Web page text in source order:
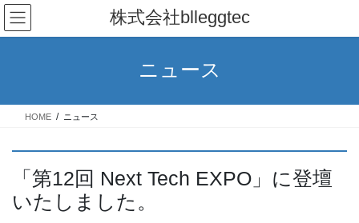
コ
ン
テ
ス
ナ
ビ
ゲ
ン
株式会社blleggtec
ニュース
HOME ニュース
「第12回 Next Tech EXPO」に登壇
いたしました。